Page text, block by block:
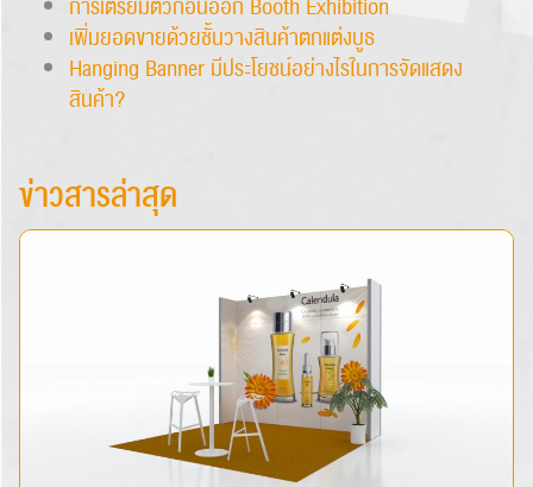
เพิ่มยอดขายด้วยชั้นวางสินค้าตกแต่งบูธ
Hanging Banner มีประโยชน์อย่างไรในการจัดแสดง
สินค้า?
ข่าวสารล่าสุด